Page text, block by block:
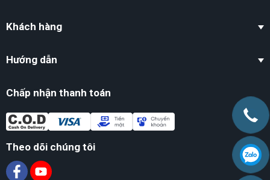
Khách hàng
Hướng dẫn
Chấp nhận thanh toán
Theo dõi chúng tôi